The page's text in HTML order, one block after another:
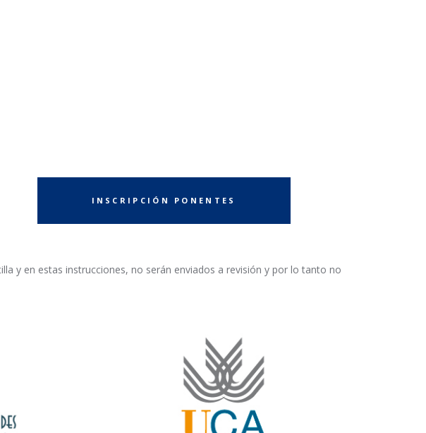
INSCRIPCIÓN PONENTES
y en estas instrucciones, no serán enviados a revisión y por lo tanto no